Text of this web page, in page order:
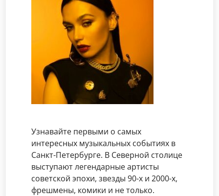
Узнавайте первыми о самых
интересных музыкальных событиях в
Санкт-Петербурге. В Северной столице
выступают легендарные артисты
советской эпохи, звезды 90-х и 2000-х,
фрешмены, комики и не только.